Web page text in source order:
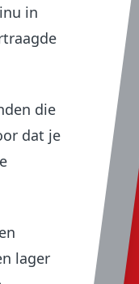
in
die
dat je
lager